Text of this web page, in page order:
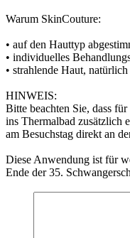
Warum SkinCouture:
• auf den Hauttyp
• individuelles
• strahlende Haut, natürlich
HINWEIS:
Bitte beachten Sie, dass
ins Thermalbad zusätzlich
am Besuchstag direkt an
Diese Anwendung ist für
Ende der 35.